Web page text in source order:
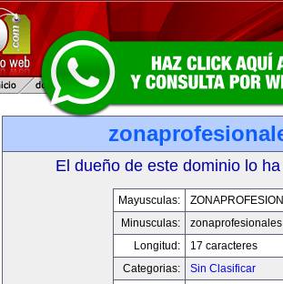
El dueño de este dominio lo
Mayusculas:
Minusculas:
Longitud:
17 caracteres
Categorias:
Sin Clasificar